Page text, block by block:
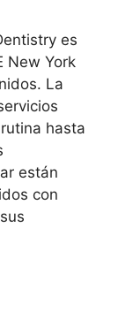
es
New York
La
hasta
están
con